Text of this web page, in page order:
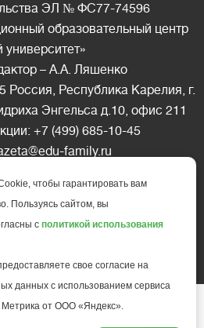
ЭЛ № ФС77-74596
образовательный центр
университет»
– А.А. Ляшенко
Россия, Республика Карелия, г.
Энгельса д.10, офис 211
+7 (499) 685-10-45
family.ru
газеты допускается только c
разрешения редакции
педагогов» обязательна.
образовательный центр
и переподготовки "
чтобы гарантировать вам
Пользуясь сайтом, вы
с политикой использования
свое согласие на
данных с использованием сервиса
Метрика от ООО «Яндекс».